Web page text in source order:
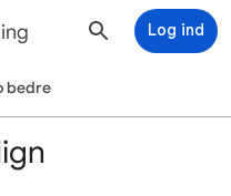
Log ind
bedre